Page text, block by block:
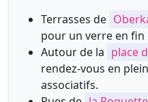
Terrasses de
pour un verre en fin
Autour de la place
rendez-vous en
associatifs.